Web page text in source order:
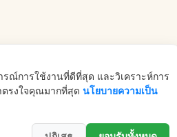
รณ์การใช้งานที่ดีที่สุด และวิเคราะห์การ
ตรงใจคุณมากที่สุด นโยบายความเป็น